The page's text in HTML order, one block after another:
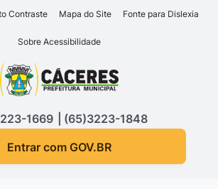
atalhos e links
[alt+1]
[alt+4]
Contraste Mapa do Site Fonte para Dislexia
Sobre Acessibilidade
do menu principal
1669
(65)3223-1848
Entrar com GOV.BR